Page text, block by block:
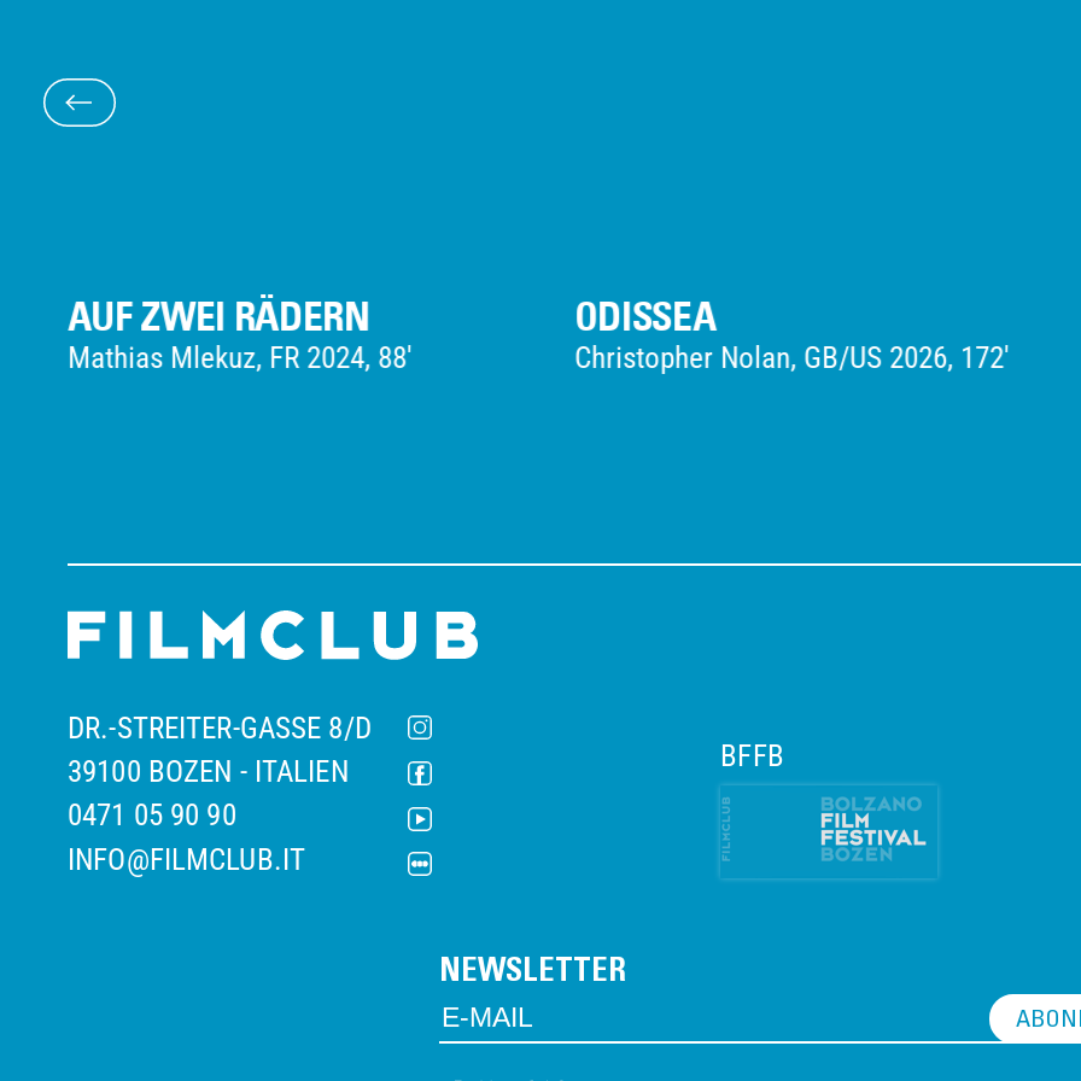
ODISSEA
Christopher Nolan, GB/US 2026, 172'
LA GRAZIA
Paolo Sorrentino, IT 2025, 132'
DR.-STREITER-GASSE 8/D
39100 BOZEN - ITALIEN
0471 05 90 90
INFO@FILMCLUB.IT
BFFB
NEWSLETTER